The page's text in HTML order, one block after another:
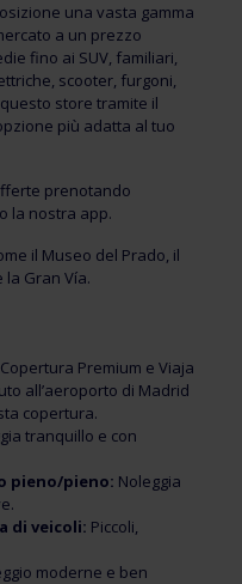
una vasta gamma
a un prezzo
fino ai SUV, familiari,
scooter, furgoni,
store tramite il
più adatta al tuo
prenotando
la nostra app.
il Museo del Prado, il
la Gran Vía.
Premium e Viaja
all’aeroporto di Madrid
copertura.
tranquillo e con
pieno/pieno: Noleggia
di veicoli: Piccoli,
moderne e ben